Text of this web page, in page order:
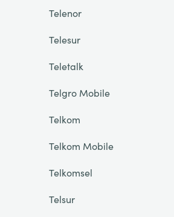
Telenor
Telesur
Teletalk
Telgro Mobile
Telkom
Telkom Mobile
Telkomsel
Telsur